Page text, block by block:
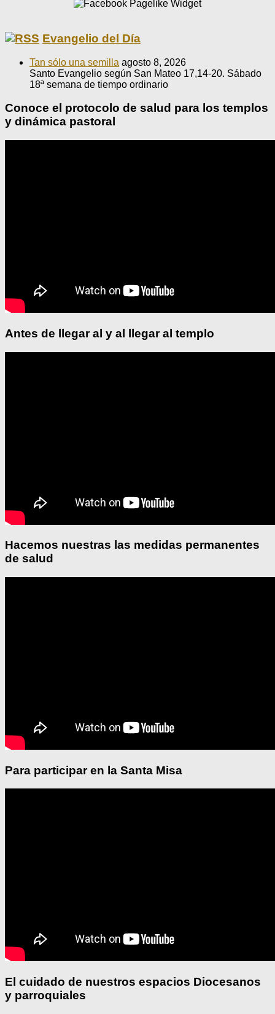
Evangelio del Día
Tan sólo una semilla agosto 8, 2026
Santo Evangelio según San Mateo 17,14-20. Sábado
18ª semana de tiempo ordinario
Conoce el protocolo de salud para los templos
y dinámica pastoral
Antes de llegar al y al llegar al templo
Hacemos nuestras las medidas permanentes
de salud
Para participar en la Santa Misa
El cuidado de nuestros espacios Diocesanos
y parroquiales